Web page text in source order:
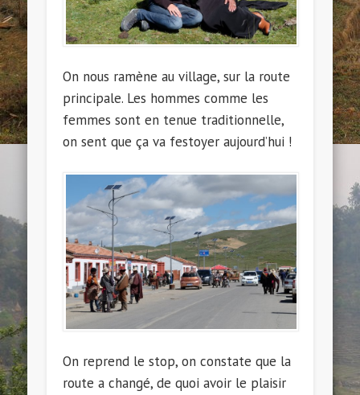
On nous ramène au village, sur la route
principale. Les hommes comme les
femmes sont en tenue traditionnelle,
on sent que ça va festoyer aujourd’hui !
On reprend le stop, on constate que la
route a changé, de quoi avoir le plaisir